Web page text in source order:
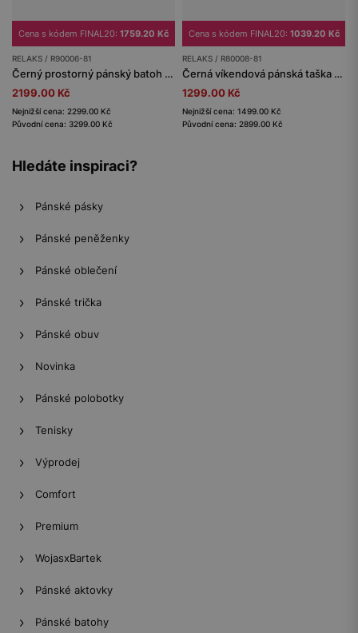
Cena s kódem FINAL20: 1759.20 Kč
RELAKS / R90006-81
Černý prostorný pánský batoh RELAKS
2199.00 Kč
Nejnižší cena: 2299.00 Kč
Původní cena: 3299.00 Kč
Cena s kódem FINAL20: 1039.20 Kč
RELAKS / R80008-81
Černá víkendová pánská taška RELAKS z textilie a lícové kůže
1299.00 Kč
Nejnižší cena: 1499.00 Kč
Původní cena: 2899.00 Kč
Hledáte inspiraci?
Pánské pásky
Pánské peněženky
Pánské oblečení
Pánské trička
Pánské obuv
Novinka
Pánské polobotky
Tenisky
Výprodej
Comfort
Premium
WojasxBartek
Pánské aktovky
Pánské batohy